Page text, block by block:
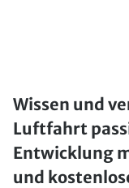
Wissen und
Luftfahrt
Entwicklung
und